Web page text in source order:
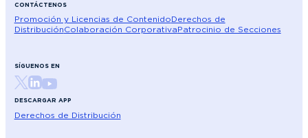
CONTÁCTENOS
Promoción y Licencias de ContenidoDerechos de
DistribuciónColaboración CorporativaPatrocinio de Secciones
SÍGUENOS EN
DESCARGAR APP
Derechos de Distribución